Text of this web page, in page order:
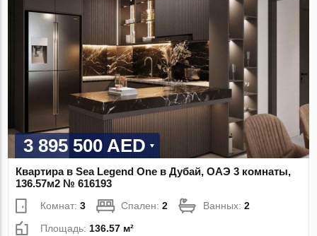
3 895 500 AED
Квартира в Sea Legend One в Дубай, ОАЭ 3 комнаты,
136.57м2 № 616193
Комнат:3 Спален:2 Ванных:2
Площадь:136.57 м²